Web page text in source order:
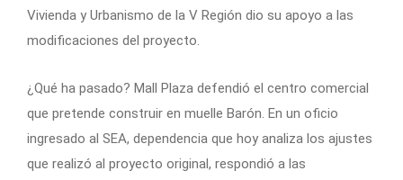
Vivienda y Urbanismo de la V Región dio su apoyo a las
modificaciones del proyecto.
¿Qué ha pasado? Mall Plaza defendió el centro comercial
que pretende construir en muelle Barón. En un oficio
ingresado al SEA, dependencia que hoy analiza los ajustes
que realizó al proyecto original, respondió a las